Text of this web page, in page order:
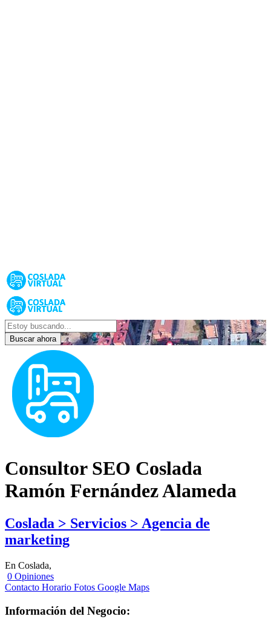
Buscar ahora
Consultor SEO Coslada
Ramón Fernández Alameda
Coslada > Servicios > Agencia de
marketing
En Coslada,
0 Opiniones
Contacto Horario Fotos Google Maps
Información del Negocio: